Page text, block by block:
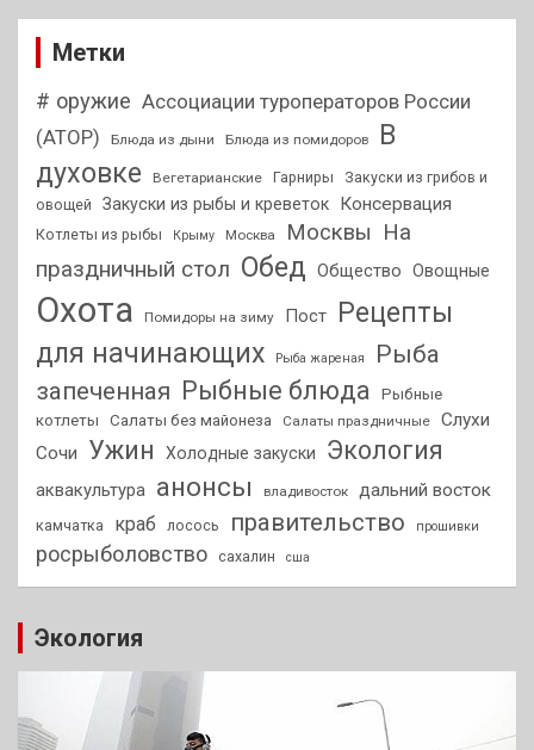
Метки
# оружие Ассоциации туроператоров России
(АТОР)
Блюда из дыни Блюда из помидоров
В
духовке
Вегетарианские Гарниры
Закуски из грибов и
овощей
Закуски из рыбы и креветок Консервация
Котлеты из рыбы Крыму Москва Москвы На
праздничный стол Обед Общество Овощные
Охота Помидоры на зиму Пост
Рецепты
для начинающих
Рыба жареная
Рыба
запеченная Рыбные блюда
Рыбные
котлеты
Салаты без майонеза Салаты праздничные
Слухи
Сочи
Ужин Холодные закуски Экология
аквакультура анонсы владивосток дальний восток
камчатка краб лосось правительство прошивки
росрыболовство сахалин сша
Экология